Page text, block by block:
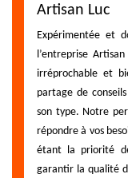
Artisan Luc
Expérimentée et
l’entreprise
irréprochable et
partage de
son type. Notre
répondre à vos
étant la priorité
garantir la qualité